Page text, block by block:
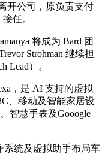
开公司，原负责支付
任。
将成为 Bard 团
Strohman 继续担
Lead）。
，是 AI 支持的虚拟
、移动及智能家居设
智慧手表及Gooogle
系统及虚拟助手布局车